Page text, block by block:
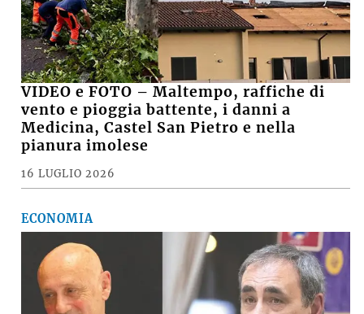
VIDEO e FOTO – Maltempo, raffiche di
vento e pioggia battente, i danni a
Medicina, Castel San Pietro e nella
pianura imolese
16 LUGLIO 2026
ECONOMIA